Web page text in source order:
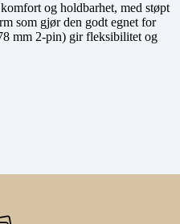
og holdbarhet, med støpt
som gjør den godt egnet for
mm 2-pin) gir fleksibilitet og